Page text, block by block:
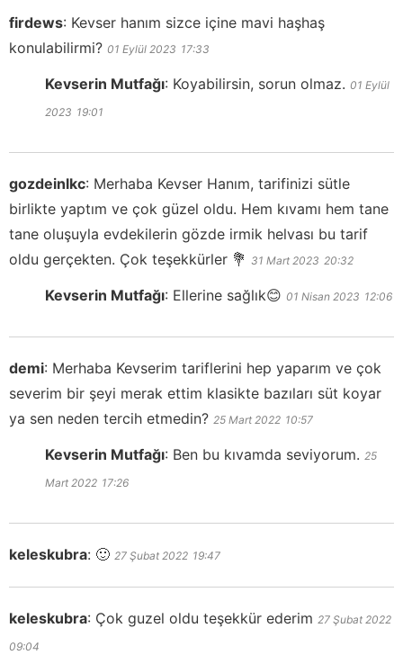
firdews: Kevser hanım sizce içine mavi haşhaş
konulabilirmi? 01 Eylül 2023 17:33
Kevserin Mutfağı: Koyabilirsin, sorun olmaz. 01 Eylül
2023 19:01
gozdeinlkc: Merhaba Kevser Hanım, tarifinizi sütle
birlikte yaptım ve çok güzel oldu. Hem kıvamı hem tane
tane oluşuyla evdekilerin gözde irmik helvası bu tarif
oldu gerçekten. Çok teşekkürler 💐 31 Mart 2023 20:32
Kevserin Mutfağı: Ellerine sağlık😊 01 Nisan 2023 12:06
demi: Merhaba Kevserim tariflerini hep yaparım ve çok
severim bir şeyi merak ettim klasikte bazıları süt koyar
ya sen neden tercih etmedin? 25 Mart 2022 10:57
Kevserin Mutfağı: Ben bu kıvamda seviyorum. 25
Mart 2022 17:26
keleskubra: 🙂 27 Şubat 2022 19:47
keleskubra: Çok guzel oldu teşekkür ederim 27 Şubat 2022
09:04